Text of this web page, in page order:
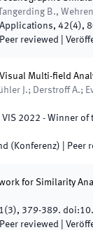
B.,
Applications, 42(4),
Peer reviewed
Multi-field
J.; Derstroff A.;
VIS 2022 - Winner
(Konferenz) | Peer
for Similarity
(3), 379-389. doi:
Peer reviewed